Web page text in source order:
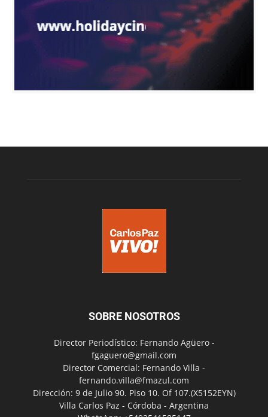
SOBRE NOSOTROS
Director Periodístico: Fernando Agüero -
fgaguero@gmail.com
Director Comercial: Fernando Villa -
fernando.villa@fmazul.com
Dirección: 9 de Julio 90. Piso 10. Of 107.(X5152EYN)
Villa Carlos Paz - Córdoba - Argentina